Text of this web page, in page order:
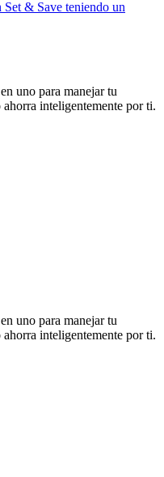
& Save teniendo un
uno para manejar tu
inteligentemente por ti.
uno para manejar tu
inteligentemente por ti.